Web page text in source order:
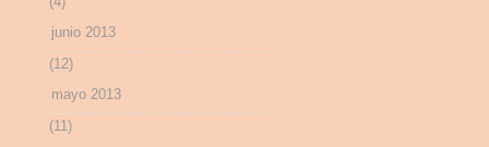
junio 2013
(12)
mayo 2013
(11)